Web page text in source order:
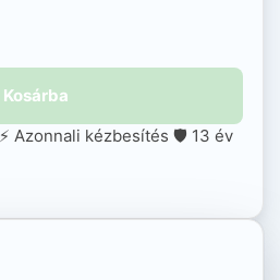
Kosárba
⚡ Azonnali kézbesítés 🛡️ 13 év